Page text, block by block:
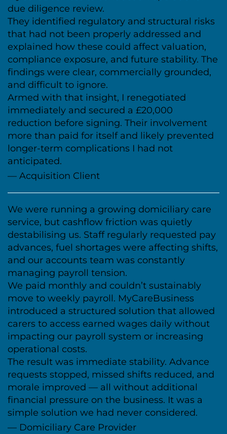
due diligence review.
They identified regulatory and structural risks
that had not been properly addressed and
explained how these could affect valuation,
compliance exposure, and future stability. The
findings were clear, commercially grounded,
and difficult to ignore.
Armed with that insight, I renegotiated
immediately and secured a £20,000
reduction before signing. Their involvement
more than paid for itself and likely prevented
longer-term complications I had not
anticipated.
— Acquisition Client
We were running a growing domiciliary care
service, but cashflow friction was quietly
destabilising us. Staff regularly requested pay
advances, fuel shortages were affecting shifts,
and our accounts team was constantly
managing payroll tension.
We paid monthly and couldn’t sustainably
move to weekly payroll. MyCareBusiness
introduced a structured solution that allowed
carers to access earned wages daily without
impacting our payroll system or increasing
operational costs.
The result was immediate stability. Advance
requests stopped, missed shifts reduced, and
morale improved — all without additional
financial pressure on the business. It was a
simple solution we had never considered.
— Domiciliary Care Provider